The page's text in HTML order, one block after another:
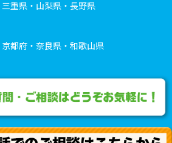
重県・山梨県・長野県
都府・奈良県・和歌山県